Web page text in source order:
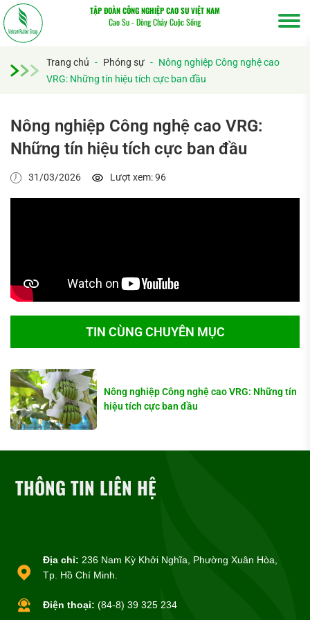
TẬP ĐOÀN CÔNG NGHIỆP CAO SU VIỆT NAM
Cao Su - Dòng Chảy Cuộc Sống
Trang chủ - Phóng sự - Nông nghiệp Công nghệ cao
VRG: Những tín hiệu tích cực ban đầu
Nông nghiệp Công nghệ cao VRG:
Những tín hiệu tích cực ban đầu
31/03/2026 Lượt xem: 96
TIN CÙNG CHUYÊN MỤC
Nông nghiệp Công nghệ cao VRG: Những tín
hiệu tích cực ban đầu
THÔNG TIN LIÊN HỆ
Địa chỉ: 236 Nam Kỳ Khởi Nghĩa, Phường Xuân Hòa,
Tp. Hồ Chí Minh.
Điện thoại: (84-8) 39 325 234
kiếm...